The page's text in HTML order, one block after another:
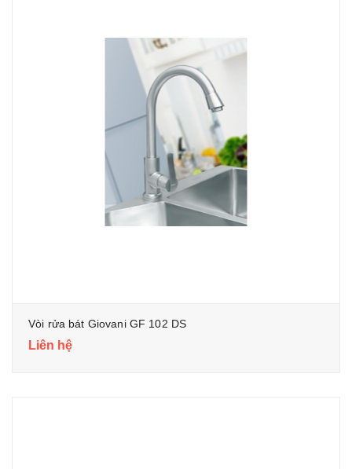
Vòi rửa bát Giovani GF 102 DS
Liên hệ